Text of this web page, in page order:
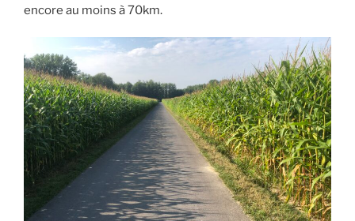
encore au moins à 70km.